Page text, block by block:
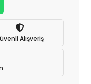
Alışveriş